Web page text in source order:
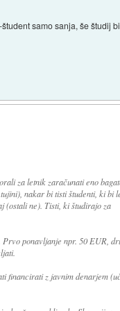
samo sanja, še študij
za letnik zaračunati eno
nakar bi tisti študenti, ki bi
(ostali ne). Tisti, ki študirajo za
ponavljanje npr. 50 EUR,
financirati z javnim denarjem